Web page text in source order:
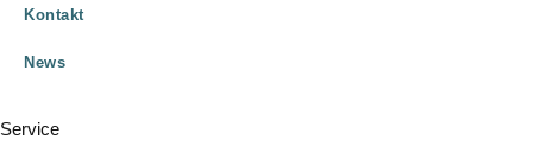
Kontakt
News
Service